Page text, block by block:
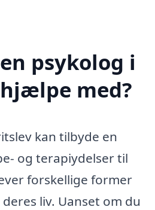
psykolog i
med?
kan tilbyde en
og terapiydelser til
forskellige former
liv. Uanset om du